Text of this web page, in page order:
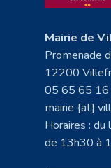
Mairie de
Promenade
12200
05 65 65
mairie {at}
Horaires : du
de 13h30 à